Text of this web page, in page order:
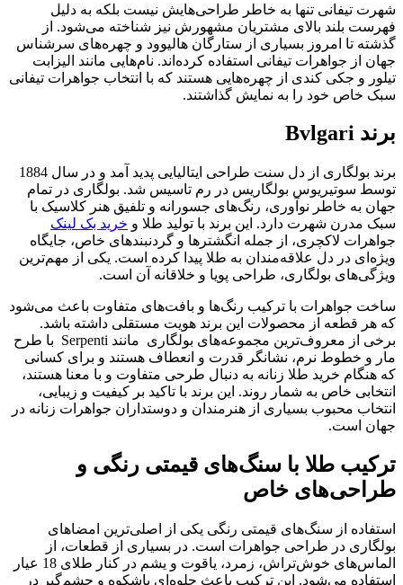
شهرت تیفانی تنها به خاطر طراحی‌هایش نیست بلکه به دلیل
فهرست بلند بالای مشتریان مشهورش نیز شناخته می‌شود. از
گذشته تا امروز بسیاری از ستارگان هالیوود و چهره‌های سرشناس
جهان از جواهرات تیفانی استفاده کرده‌اند. نام‌هایی مانند الیزابت
تیلور و جکی کندی از چهره‌هایی هستند که با انتخاب جواهرات تیفانی
سبک خاص خود را به نمایش گذاشتند.
برند Bvlgari
برند بولگاری از دل سنت طراحی ایتالیایی پدید آمد و در سال 1884
توسط سوتیریوس بولگاریس در رم تاسیس شد. بولگاری در تمام
جهان به خاطر نوآوری، رنگ‌های جسورانه و تلفیق هنر کلاسیک با
سبک مدرن شهرت دارد. این برند با تولید طلا و خرید بک لینک
جواهرات لاکچری، از جمله انگشترها و گردنبندهای خاص، جایگاه
ویژه‌ای در دل علاقه‌مندان به طلا پیدا کرده است. یکی از مهم‌ترین
ویژگی‌های بولگاری، طراحی پویا و خلاقانه آن است.
ساخت جواهرات با ترکیب رنگ‌ها و بافت‌های متفاوت باعث می‌شود
که هر قطعه از محصولات این برند هویت مستقلی داشته باشد.
برخی از معروف‌ترین مجموعه‌های بولگاری مانند Serpenti با طرح
مار و خطوط نرم، نشانگر قدرت و انعطاف هستند و برای کسانی
که هنگام خرید طلا زنانه به دنبال طرحی متفاوت و با معنا هستند،
انتخابی خاص به شمار روند. این برند با تاکید بر کیفیت و زیبایی،
انتخاب محبوب بسیاری از هنرمندان و دوستداران جواهرات زنانه در
جهان است.
ترکیب طلا با سنگ‌های قیمتی رنگی و
طراحی‌های خاص
استفاده از سنگ‌های قیمتی رنگی یکی از اصلی‌ترین امضاهای
بولگاری در طراحی جواهرات است. در بسیاری از قطعات، از
الماس‌های خوش‌تراش، زمرد، یاقوت و یشم در کنار طلای 18 عیار
استفاده می‌شود. این ترکیب باعث جلوه‌ای باشکوه و چشم‌گیر در